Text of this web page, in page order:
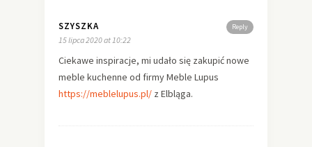
Reply
SZYSZKA
15 lipca 2020 at 10:22
Ciekawe inspiracje, mi udało się zakupić nowe
meble kuchenne od firmy Meble Lupus
https://meblelupus.pl/ z Elbląga.